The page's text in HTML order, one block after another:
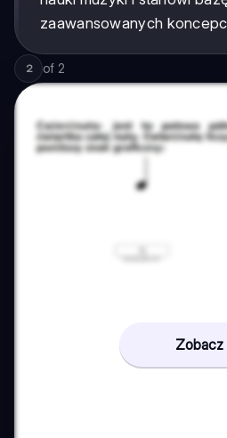
zaawansowanych
2 of 2
Zobacz